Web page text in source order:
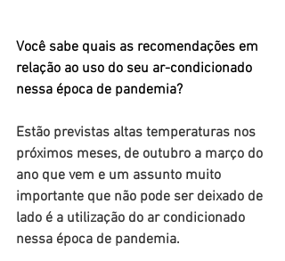
Você sabe quais as recomendações em
relação ao uso do seu ar-condicionado
nessa época de pandemia?
Estão previstas altas temperaturas nos
próximos meses, de outubro a março do
ano que vem e um assunto muito
importante que não pode ser deixado de
lado é a utilização do ar condicionado
nessa época de pandemia.